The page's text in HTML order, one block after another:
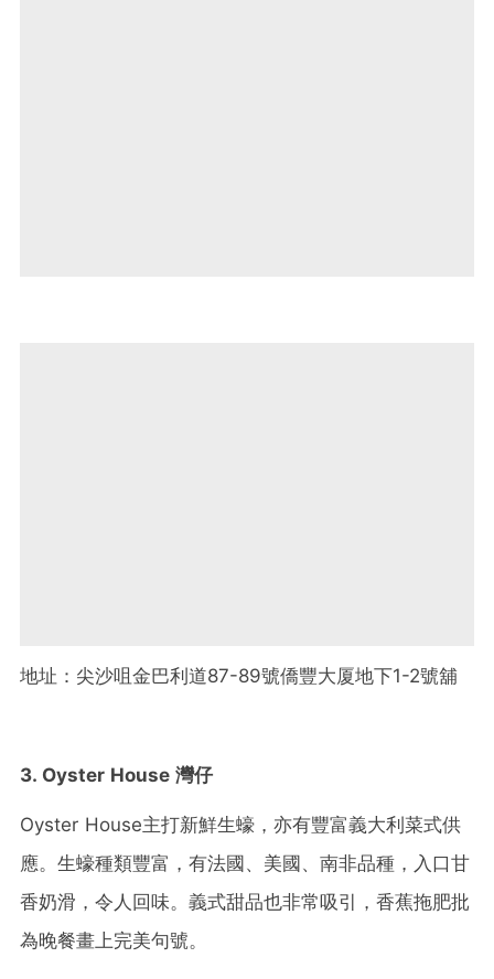
地址：尖沙咀金巴利道87-89號僑豐大厦地下1-2號舖
3. Oyster House 灣仔
Oyster House主打新鮮生蠔，亦有豐富義大利菜式供
應。生蠔種類豐富，有法國、美國、南非品種，入口甘
香奶滑，令人回味。義式甜品也非常吸引，香蕉拖肥批
為晚餐畫上完美句號。